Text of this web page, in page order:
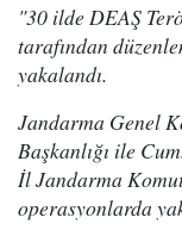
"30 ilde DEAŞ
tarafından
yakalandı.
Jandarma Genel
Başkanlığı ile
İl Jandarma
operasyonlarda